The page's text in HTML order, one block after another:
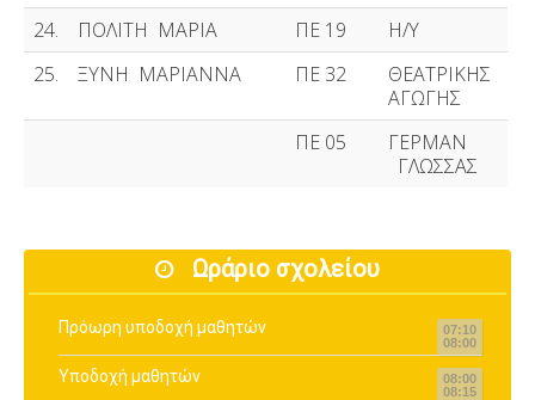
24. ΠΟΛΙΤΗ ΜΑΡΙΑ ΠΕ 19
Η/Υ
25.
ΞΥΝΗ ΜΑΡΙΑΝΝΑ ΠΕ 32
ΘΕΑΤΡΙΚΗΣ
ΑΓΩΓΗΣ
ΠΕ 05
ΓΕΡΜΑΝ
ΓΛΩΣΣΑΣ
Ωράριο σχολείου
07:10
08:00
Πρόωρη υποδοχή μαθητών
08:00
08:15
Υποδοχή μαθητών